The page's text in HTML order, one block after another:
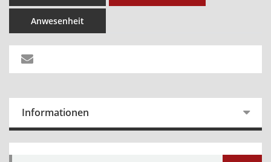
Anwesenheit
Informationen